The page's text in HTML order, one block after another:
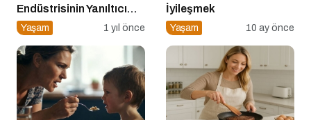
Endüstrisinin Yanıltıcı
Stratejileri
Yaşam 1 yıl önce
İyileşmek
Yaşam 10 ay önce